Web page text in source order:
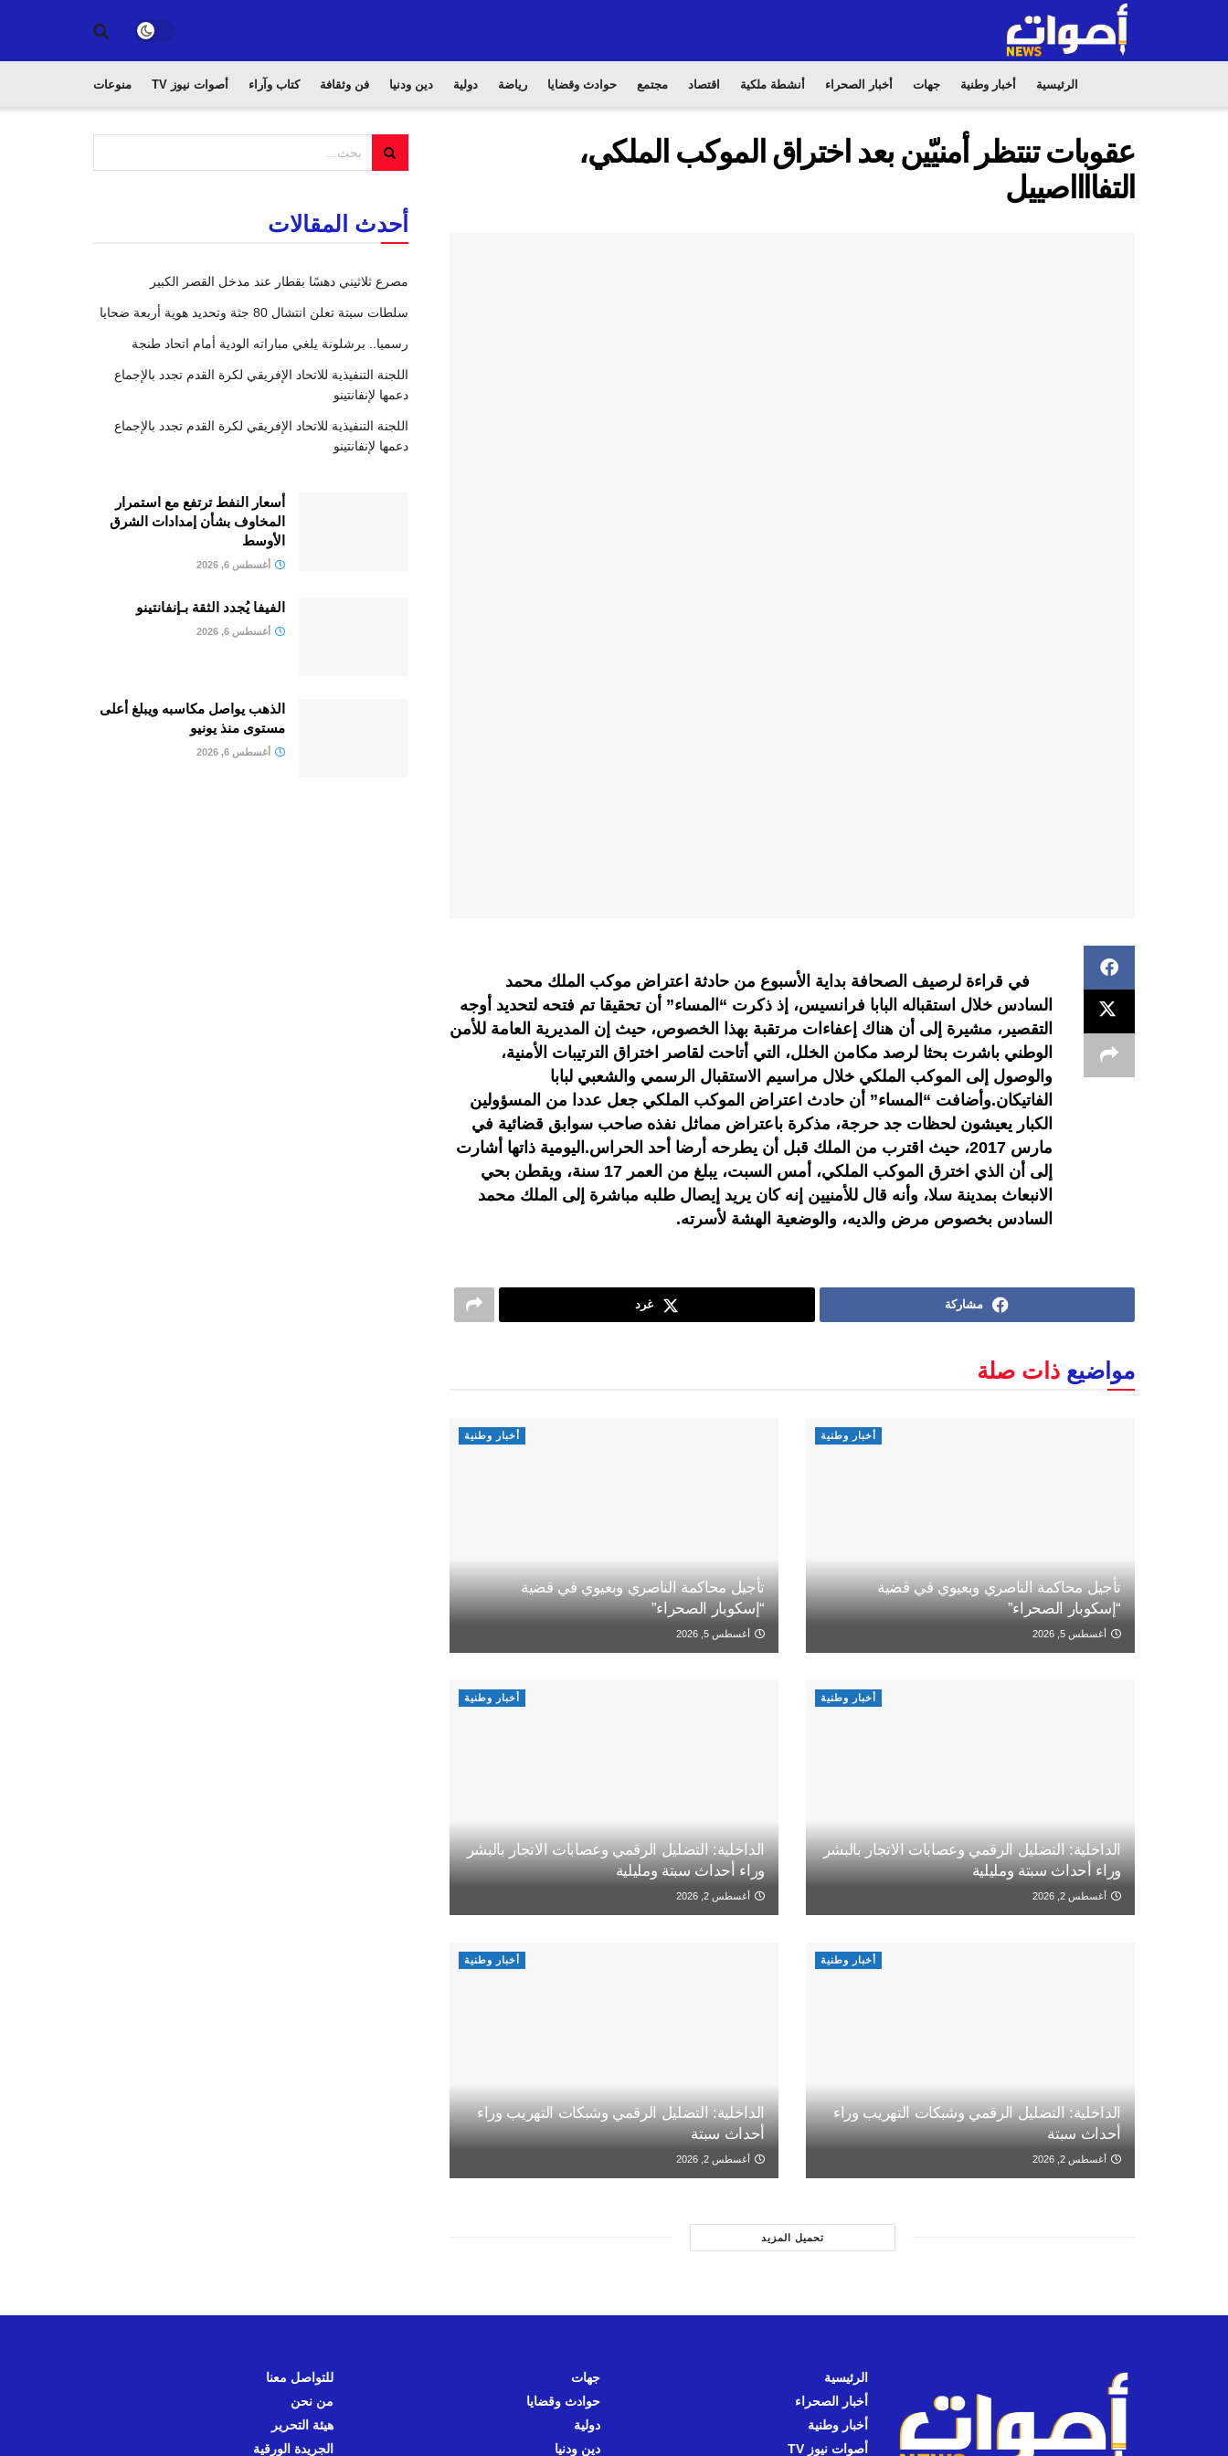
الرئيسية أخبار وطنية جهات أخبار الصحراء أنشطة ملكية اقتصاد مجتمع حوادث وقضايا رياضة دولية دين ودنيا فن وثقافة كتاب وآراء أصوات نيوز TV منوعات
عقوبات تنتظر أمنيّين بعد اختراق الموكب الملكي،
التفااااصييل
في قراءة لرصيف الصحافة بداية الأسبوع من حادثة اعتراض موكب الملك محمد
السادس خلال استقباله البابا فرانسيس، إذ ذكرت “المساء” أن تحقيقا تم فتحه لتحديد أوجه
التقصير، مشيرة إلى أن هناك إعفاءات مرتقبة بهذا الخصوص، حيث إن المديرية العامة للأمن
الوطني باشرت بحثا لرصد مكامن الخلل، التي أتاحت لقاصر اختراق الترتيبات الأمنية،
والوصول إلى الموكب الملكي خلال مراسيم الاستقبال الرسمي والشعبي لبابا
الفاتيكان.وأضافت “المساء” أن حادث اعتراض الموكب الملكي جعل عددا من المسؤولين
الكبار يعيشون لحظات جد حرجة، مذكرة باعتراض مماثل نفذه صاحب سوابق قضائية في
مارس 2017، حيث اقترب من الملك قبل أن يطرحه أرضا أحد الحراس.اليومية ذاتها أشارت
إلى أن الذي اخترق الموكب الملكي، أمس السبت، يبلغ من العمر 17 سنة، ويقطن بحي
الانبعاث بمدينة سلا، وأنه قال للأمنيين إنه كان يريد إيصال طلبه مباشرة إلى الملك محمد
السادس بخصوص مرض والديه، والوضعية الهشة لأسرته.
مشاركة غرد
مواضيع ذات صلة
أخبار وطنية
تأجيل محاكمة الناصري وبعيوي في قضية
“إسكوبار الصحراء”
أغسطس 5, 2026
أخبار وطنية
تأجيل محاكمة الناصري وبعيوي في قضية
“إسكوبار الصحراء”
أغسطس 5, 2026
أخبار وطنية
الداخلية: التضليل الرقمي وعصابات الاتجار بالبشر
وراء أحداث سبتة ومليلية
أغسطس 2, 2026
أخبار وطنية
الداخلية: التضليل الرقمي وعصابات الاتجار بالبشر
وراء أحداث سبتة ومليلية
أغسطس 2, 2026
أخبار وطنية
الداخلية: التضليل الرقمي وشبكات التهريب وراء
أحداث سبتة
أغسطس 2, 2026
أخبار وطنية
الداخلية: التضليل الرقمي وشبكات التهريب وراء
أحداث سبتة
أغسطس 2, 2026
تحميل المزيد
أحدث المقالات
مصرع ثلاثيني دهسًا بقطار عند مدخل القصر الكبير
سلطات سبتة تعلن انتشال 80 جثة وتحديد هوية أربعة ضحايا
رسميا.. برشلونة يلغي مباراته الودية أمام اتحاد طنجة
اللجنة التنفيذية للاتحاد الإفريقي لكرة القدم تجدد بالإجماع
دعمها لإنفانتينو
اللجنة التنفيذية للاتحاد الإفريقي لكرة القدم تجدد بالإجماع
دعمها لإنفانتينو
أسعار النفط ترتفع مع استمرار
المخاوف بشأن إمدادات الشرق
الأوسط
أغسطس 6, 2026
الفيفا يُجدد الثقة بـإنفانتينو
أغسطس 6, 2026
الذهب يواصل مكاسبه ويبلغ أعلى
مستوى منذ يونيو
أغسطس 6, 2026
الرئيسية
أخبار الصحراء
أخبار وطنية
أصوات نيوز TV
جهات
حوادث وقضايا
دولية
دين ودنيا
للتواصل معنا
من نحن
هيئة التحرير
الجريدة الورقية